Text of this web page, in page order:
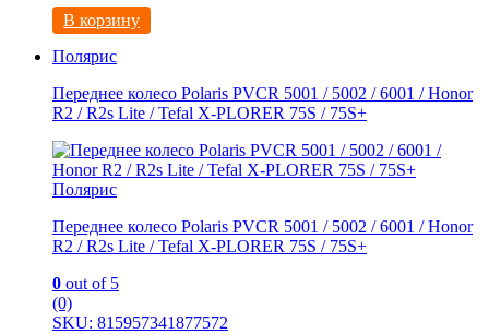
В корзину
Полярис
Переднее колесо Polaris PVCR 5001 / 5002 / 6001 / Honor
R2 / R2s Litе / Tefal X-PLORER 75S / 75S+
Полярис
Переднее колесо Polaris PVCR 5001 / 5002 / 6001 / Honor
R2 / R2s Litе / Tefal X-PLORER 75S / 75S+
0 out of 5
(0)
SKU: 815957341877572